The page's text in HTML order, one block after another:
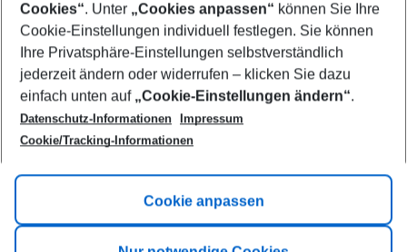
Footer
Footer navigation
Title A
Link A
Cookies“. Unter „Cookies anpassen“ können Sie Ihre
Cookie-Einstellungen individuell festlegen. Sie können
Ihre Privatsphäre-Einstellungen selbstverständlich
jederzeit ändern oder widerrufen – klicken Sie dazu
einfach unten auf „Cookie-Einstellungen ändern“.
Datenschutz-Informationen
Impressum
Cookie/Tracking-Informationen
Cookie anpassen